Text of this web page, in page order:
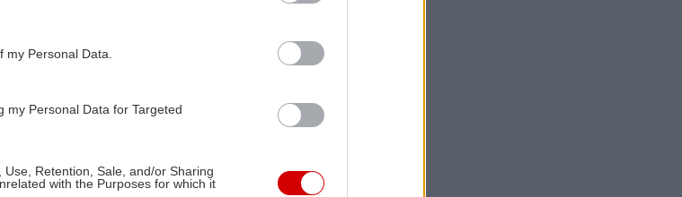
Personal Data.
my Personal Data for Targeted
Retention, Sale, and/or Sharing
with the Purposes for which it